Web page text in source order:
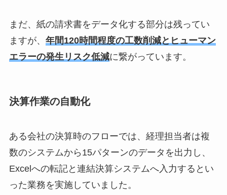
まだ、紙の請求書をデータ化する部分は残ってい
ますが、 年間120時間程度の工数削減とヒューマン
エラーの発生リスク低減に繋がっています。
決算作業の自動化
ある会社の決算時のフローでは、経理担当者は複
数のシステムから15パターンのデータを出力し、
Excelへの転記と連結決算システムへ入力するとい
った業務を実施していました。